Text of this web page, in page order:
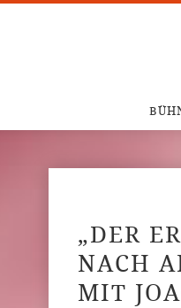
„DER
NACH
MIT